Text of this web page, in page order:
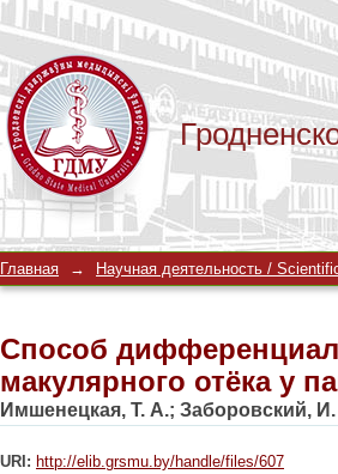
Способ
с сахарным диабетом
Главная → Научная деятельность /
Способ
макулярного отёка у
Имшенецкая, Т. А.; Заборовский, И.
URI: http://elib.grsmu.by/handle/files/607